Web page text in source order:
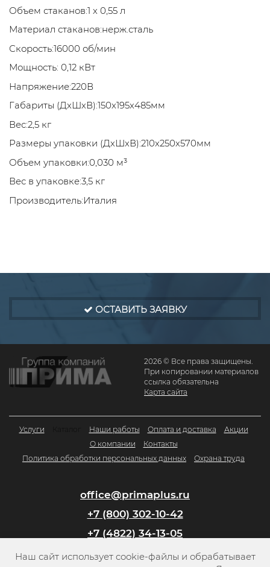
Объем стаканов:1 х 0,55 л
Материал стаканов:нерж.сталь
Скорость:16000 об/мин
Мощность: 0,12 кВт
Напряжение:220В
Габариты (ДхШхВ):150x195х485мм
Вес:2,5 кг
Размеры упаковки (ДхШхВ):210х250х570мм
Объем упаковки:0,030 м³
Вес в упаковке:3,5 кг
Производитель:Италия
ОСТАВИТЬ ЗАЯВКУ
2026 © Все права защищены.
При копировании материалов
ссылка обязательна
Карта сайта
Услуги Наши работы Оплата и доставка
Акции
О компании
Контакты
Политика обработки персональных данных
Охрана труда
office@primaplus.ru
+7 (800) 302-10-42
+7 (4822) 34-13-05
Наш сайт использует cookie-файлы и обрабатывает